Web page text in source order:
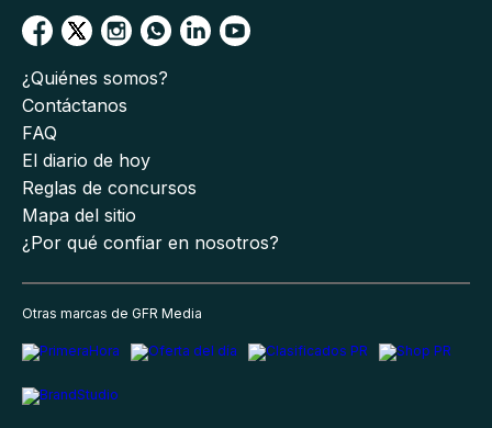
¿Quiénes somos?
Contáctanos
FAQ
El diario de hoy
Reglas de concursos
Mapa del sitio
¿Por qué confiar en nosotros?
Otras marcas de GFR Media